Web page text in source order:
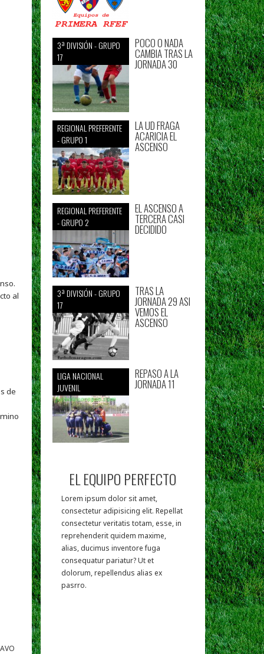
al
de
3ª DIVISIÓN - GRUPO
17
POCO O NADA
CAMBIA TRAS LA
JORNADA 30
REGIONAL PREFERENTE
- GRUPO 1
LA UD FRAGA
ACARICIA EL
ASCENSO
REGIONAL PREFERENTE
- GRUPO 2
EL ASCENSO A
TERCERA CASI
DECIDIDO
3ª DIVISIÓN - GRUPO
17
TRAS LA
JORNADA 29 ASI
VEMOS EL
ASCENSO
LIGA NACIONAL
JUVENIL
REPASO A LA
JORNADA 11
EL EQUIPO PERFECTO
Lorem ipsum dolor sit amet,
consectetur adipisicing elit. Repellat
consectetur veritatis totam, esse, in
reprehenderit quidem maxime,
alias, ducimus inventore fuga
consequatur pariatur? Ut et
dolorum, repellendus alias ex
pasrro.